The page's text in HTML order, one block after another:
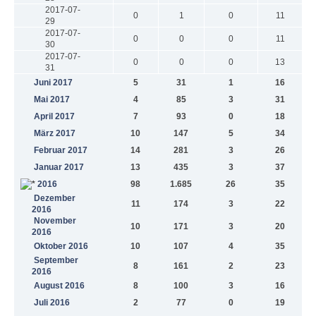
2017-07-
29
0 1 0
11
2017-07-
30
0 0 0
11
2017-07-
31
0 0 0 13
Juni 2017 5 31 1
16
Mai 2017
4 85 3
31
April 2017
7 93 0
18
März 2017
10 147 5
34
Februar 2017
14 281 3
26
Januar 2017
13 435 3
37
2016
98 1.685 26
35
Dezember
2016
11 174 3
22
November
2016
10 171 3
20
Oktober 2016
10 107 4
35
September
2016
8 161 2
23
August 2016
8 100 3
16
Juli 2016
2 77 0
19